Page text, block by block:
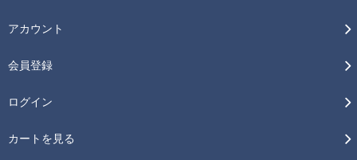
アカウント
会員登録
ログイン
カートを見る